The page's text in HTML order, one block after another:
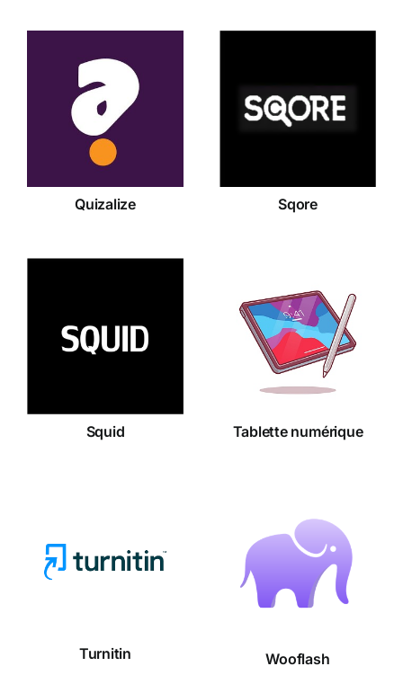
Quizalize
Quizalize
Sqore
Sqore
Squid
Squid
Tablette
numérique
Tablette numérique
Turnitin
Turnitin
Wooflash
Wooflash